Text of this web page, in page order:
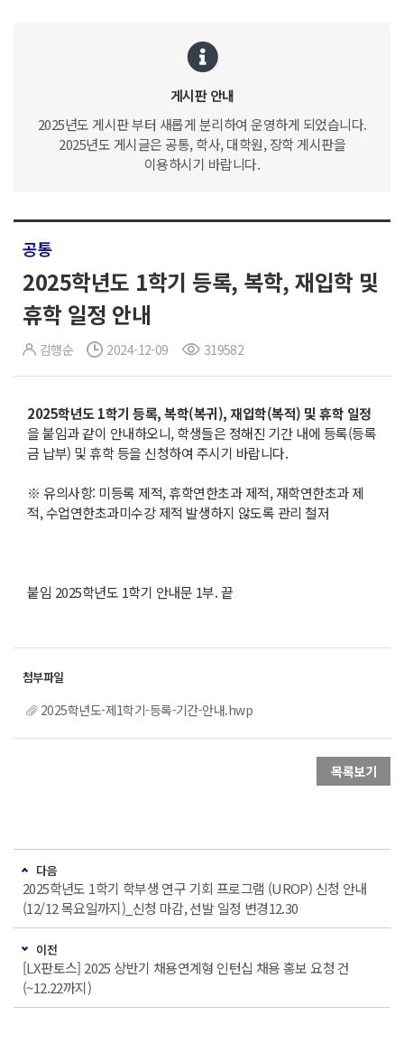
게시판 안내
2025년도 게시판 부터 새롭게 분리하여 운영하게 되었습니다.
2025년도 게시글은 공통, 학사, 대학원, 장학 게시판을
이용하시기 바랍니다.
공통
2025학년도 1학기 등록, 복학, 재입학 및
휴학 일정 안내
김행순 2024-12-09 319582
2025학년도1학기 등록,복학(복귀), 재입학(복적) 및 휴학 일정
을 붙임과 같이 안내하오니, 학생들은 정해진 기간 내에 등록(등록
금 납부) 및 휴학 등을 신청하여 주시기 바랍니다.
※ 유의사항: 미등록 제적, 휴학연한초과 제적, 재학연한초과 제
적, 수업연한초과미수강 제적 발생하지 않도록 관리 철저
붙임 2025학년도 1학기 안내문 1부. 끝
2025학년도-제1학기-등록-기간-안내.hwp
목록보기
다음
2025학년도 1학기 학부생 연구 기회 프로그램 (UROP) 신청 안내
(12/12 목요일까지)_신청 마감, 선발 일정 변경12.30
이전
[LX판토스] 2025 상반기 채용연계형 인턴십 채용 홍보 요청 건
(~12.22까지)